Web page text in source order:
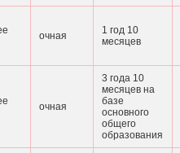
очная
1 год 10
месяцев
очная
3 года 10
месяцев на
базе
основного
общего
образования